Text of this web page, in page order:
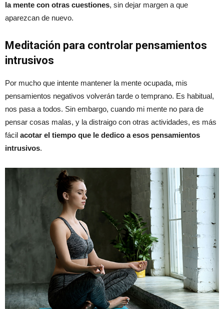
la mente con otras cuestiones, sin dejar margen a que
aparezcan de nuevo.
Meditación para controlar pensamientos
intrusivos
Por mucho que intente mantener la mente ocupada, mis
pensamientos negativos volverán tarde o temprano. Es habitual,
nos pasa a todos. Sin embargo, cuando mi mente no para de
pensar cosas malas, y la distraigo con otras actividades, es más
fácil acotar el tiempo que le dedico a esos pensamientos
intrusivos.